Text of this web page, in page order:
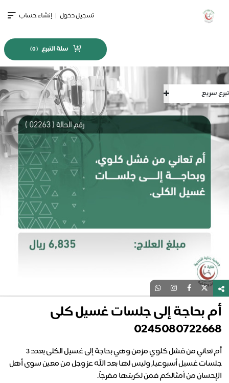
تبرع سريع
تسجيل دخول | إنشاء حساب
سلة التبرع (
0
)
أم بحاجة إلى جلسات غسيل كلى
0245080722668
أم تعاني من فشل كلوي مزمن وهي بحاجة إلى غسيل الكلى بعدد 3
جلسات غسيل أسبوعيا, وليس لها بعد الله عز وجل من معين سوى أهل
الإحسان من أمثالكم فمن لكربتها مفرجاً.